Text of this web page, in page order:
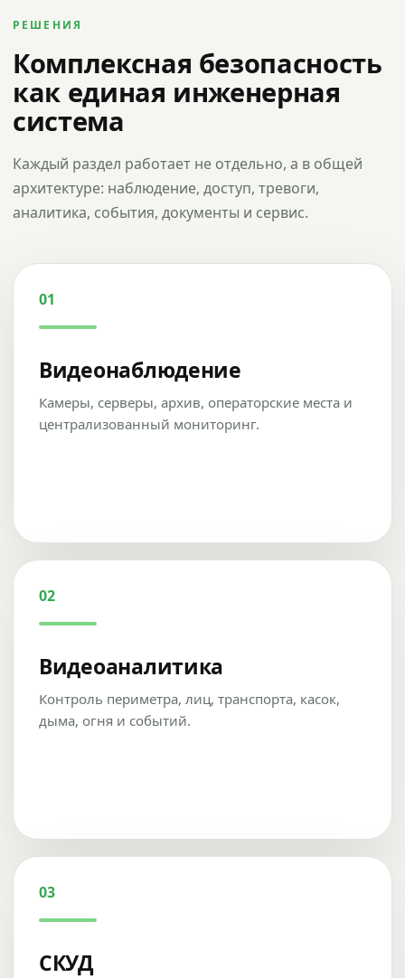
РЕШЕНИЯ
Комплексная безопасность
как единая инженерная
система
Каждый раздел работает не отдельно, а в общей
архитектуре: наблюдение, доступ, тревоги,
аналитика, события, документы и сервис.
01
Видеонаблюдение
Камеры, серверы, архив, операторские места и
централизованный мониторинг.
02
Видеоаналитика
Контроль периметра, лиц, транспорта, касок,
дыма, огня и событий.
03
СКУД